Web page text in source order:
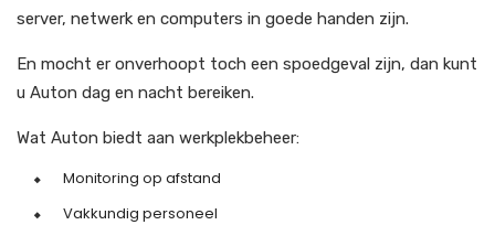
server, netwerk en computers in goede handen zijn.
En mocht er onverhoopt toch een spoedgeval zijn, dan kunt
u Auton dag en nacht bereiken.
Wat Auton biedt aan werkplekbeheer:
Monitoring op afstand
Vakkundig personeel